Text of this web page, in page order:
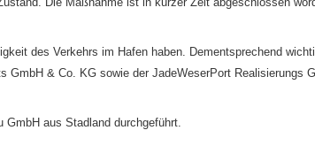
des Verkehrs im Hafen haben. Dementsprechend
GmbH & Co. KG sowie der JadeWeserPort Realisierungs
GmbH aus Stadland durchgeführt.